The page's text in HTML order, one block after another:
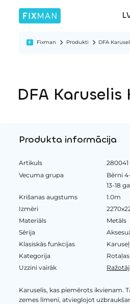
Fixman Produkti DFA
DFA Karuselis
Produkta informācija
Artikuls
280041
Vecuma grupa
Bērni
13-18
Krišanas augstums
1.0m
Izmēri
Materiāls
Metāls
Sērija
Klasiskās funkcijas
Kategorija
Rotaļas
Uzzini vairāk
Karuselis, kas piemērots ikvienam.
zemes līmenī, atvieglojot